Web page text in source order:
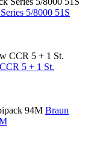
5/8000 51S
5 + 1 St.
Braun